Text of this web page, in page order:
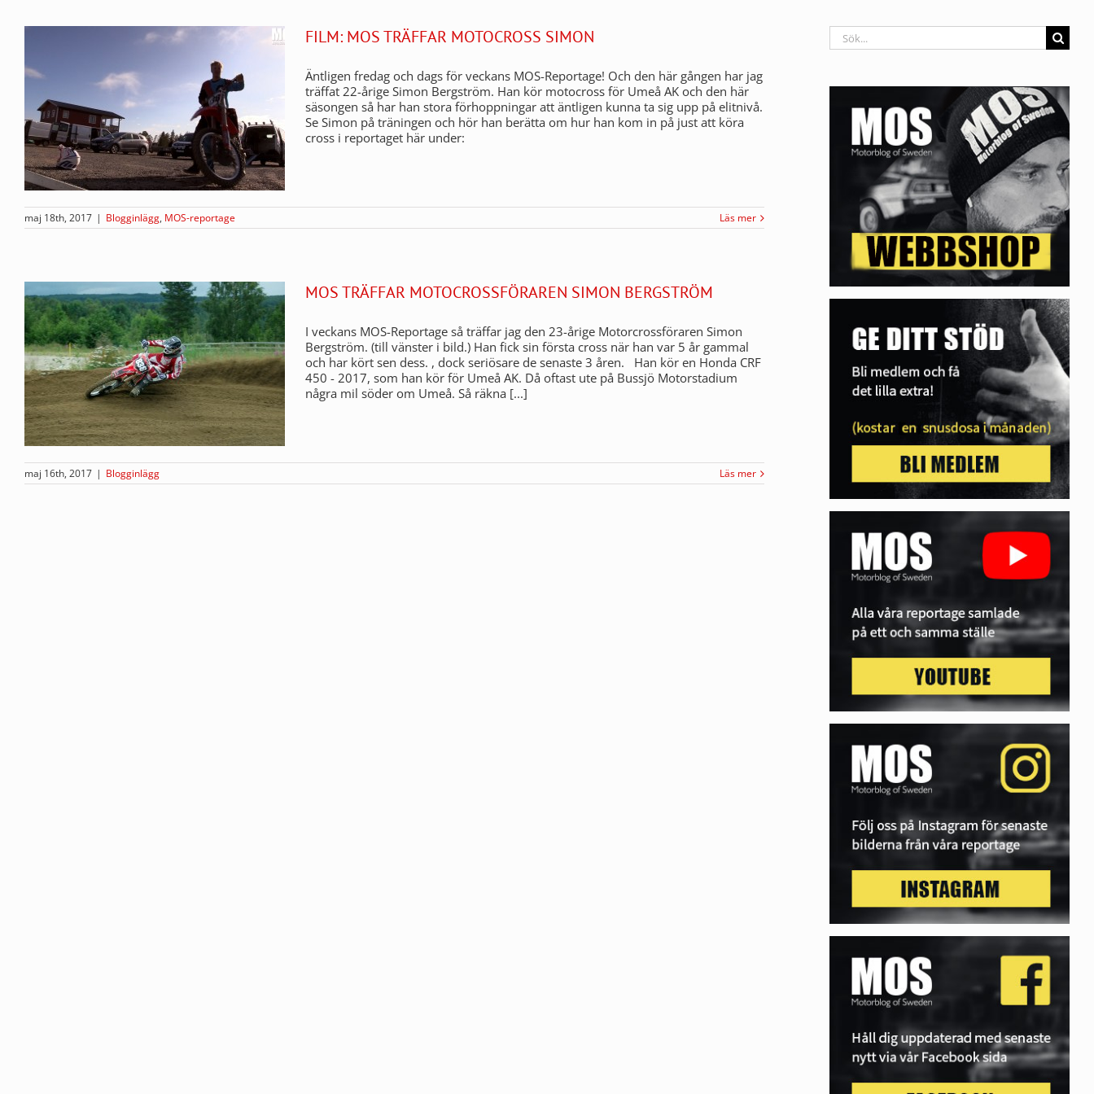
FILM: MOS TRÄFFAR MOTOCROSS SIMON
Äntligen fredag och dags för veckans MOS-Reportage! Och den här gången har jag
träffat 22-årige Simon Bergström. Han kör motocross för Umeå AK och den här
säsongen så har han stora förhoppningar att äntligen kunna ta sig upp på elitnivå.
Se Simon på träningen och hör han berätta om hur han kom in på just att köra
cross i reportaget här under:
maj 18th, 2017 | Blogginlägg, MOS-reportage Läs mer
MOS TRÄFFAR MOTOCROSSFÖRAREN SIMON BERGSTRÖM
I veckans MOS-Reportage så träffar jag den 23-årige Motorcrossföraren Simon
Bergström. (till vänster i bild.) Han fick sin första cross när han var 5 år gammal
och har kört sen dess. , dock seriösare de senaste 3 åren. Han kör en Honda CRF
450 - 2017, som han kör för Umeå AK. Då oftast ute på Bussjö Motorstadium
några mil söder om Umeå. Så räkna [...]
maj 16th, 2017 | Blogginlägg Läs mer
Sök
efter: